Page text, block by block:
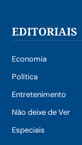
EDITORIAIS
Economia
Política
Entretenimento
Não deixe de Ver
Especiais